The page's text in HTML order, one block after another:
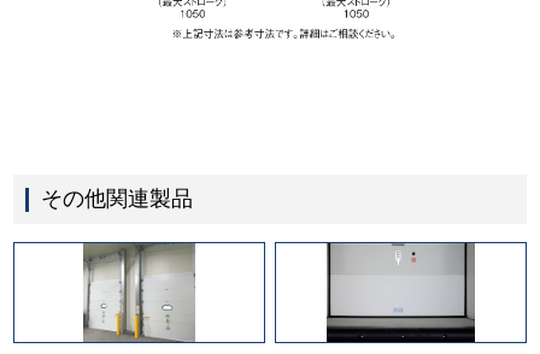
その他関連製品